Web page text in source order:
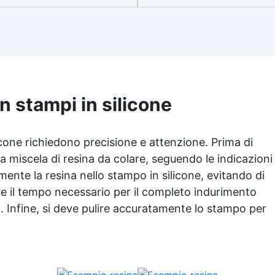
con 9 diversi tipi di
mantengono il loro colore
forma, ideali per progetti a
contatto con la pelle, BPA
stampi in silicone
richiedono precisione e attenzione. Prima di
di resina da colare, seguendo le indicazioni
la resina nello stampo in silicone, evitando di
il tempo necessario per il completo indurimento
Infine, si deve pulire accuratamente lo stampo per